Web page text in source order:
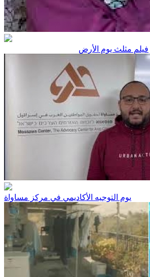
فيلم مثلث يوم الأرض
يوم التوجيه الأكاديمي في مركز مساواة